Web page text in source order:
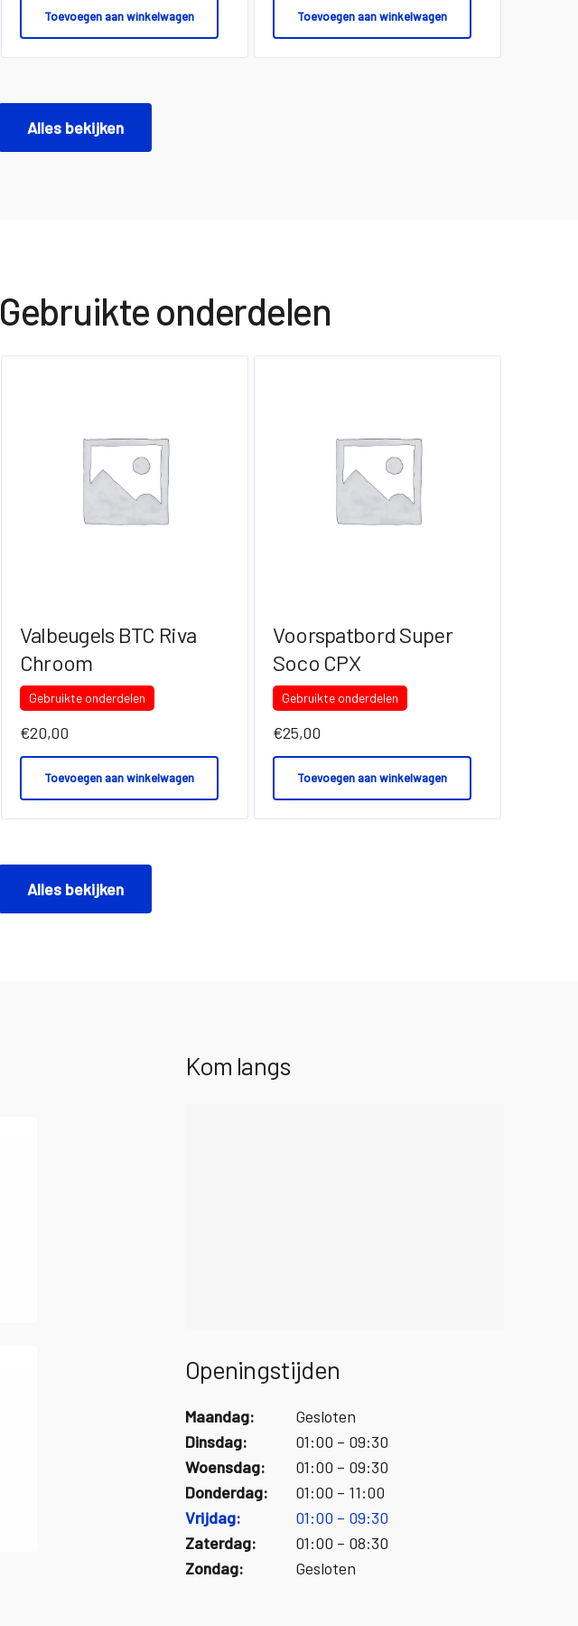
Toevoegen aan winkelwagen Toevoegen aan winkelwagen
Alles bekijken
Gebruikte onderdelen
Valbeugels BTC Riva
Chroom
Gebruikte onderdelen
€20,00
Toevoegen aan winkelwagen
Voorspatbord Super
Soco CPX
Gebruikte onderdelen
€25,00
Toevoegen aan winkelwagen
Alles bekijken
Kom langs
Openingstijden
Maandag:
Gesloten
Dinsdag:
01:00 – 09:30
Woensdag:
01:00 – 09:30
Donderdag:
01:00 – 11:00
Vrijdag:
01:00 – 09:30
Zaterdag:
01:00 – 08:30
Zondag:
Gesloten